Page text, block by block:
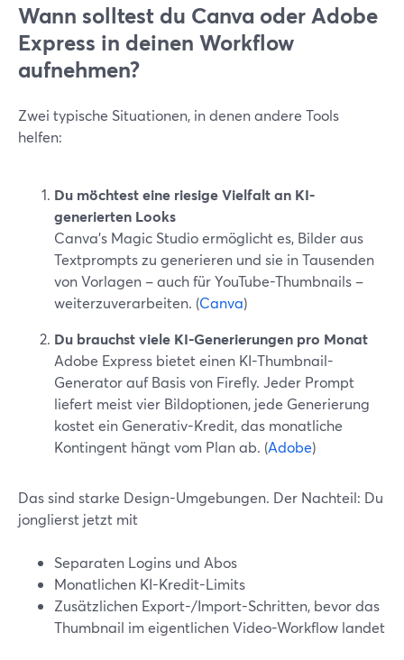
Wann solltest du Canva oder Adobe
Express in deinen Workflow
aufnehmen?
Zwei typische Situationen, in denen andere Tools
helfen:
Du möchtest eine riesige Vielfalt an KI-
generierten Looks
Canva’s Magic Studio ermöglicht es, Bilder aus
Textprompts zu generieren und sie in Tausenden
von Vorlagen – auch für YouTube-Thumbnails –
weiterzuverarbeiten. (Canva)
Du brauchst viele KI-Generierungen pro Monat
Adobe Express bietet einen KI-Thumbnail-
Generator auf Basis von Firefly. Jeder Prompt
liefert meist vier Bildoptionen, jede Generierung
kostet ein Generativ-Kredit, das monatliche
Kontingent hängt vom Plan ab. (Adobe)
Das sind starke Design-Umgebungen. Der Nachteil: Du
jonglierst jetzt mit
Separaten Logins und Abos
Monatlichen KI-Kredit-Limits
Zusätzlichen Export-/Import-Schritten, bevor das
Thumbnail im eigentlichen Video-Workflow landet